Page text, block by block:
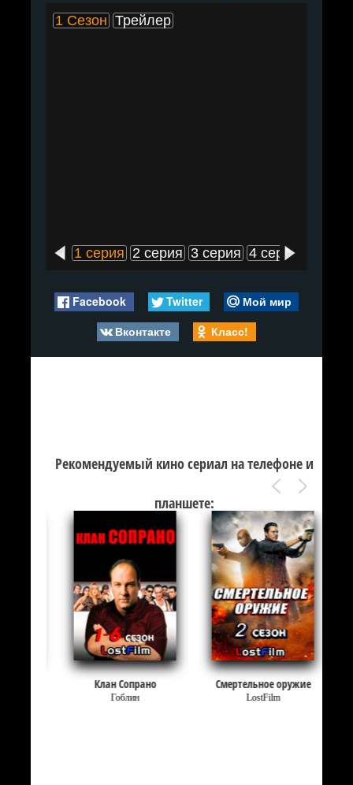
1 Сезон Трейлер
1 серия 2 серия 3 серия 4 серия
Facebook Twitter
Мой мир
Вконтакте
Класс!
Рекомендуемый кино сериал на телефоне и
планшете:
Клан Сопрано
Гоблин
Смертельное оружие
LostFilm